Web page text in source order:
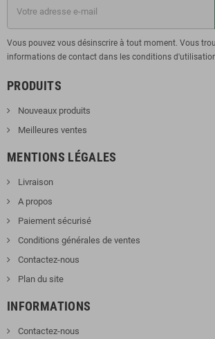
Vous pouvez vous désinscrire à tout moment. Vous
informations de contact dans les conditions
PRODUITS
Nouveaux produits
Meilleures ventes
MENTIONS LÉGALES
Livraison
A propos
Paiement sécurisé
Conditions générales de ventes
Contactez-nous
Plan du site
INFORMATIONS
Contactez-nous